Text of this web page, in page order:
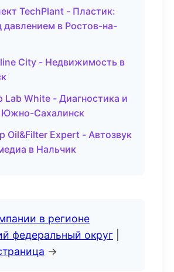
TechPlant - Пластик:
давлением в Ростов-на-
City - Недвижимость в
Lab White - Диагностика и
Южно-Сахалинск
Oil&Filter Expert - Автозвук
в Нальчик
в регионе
федеральный округ
→